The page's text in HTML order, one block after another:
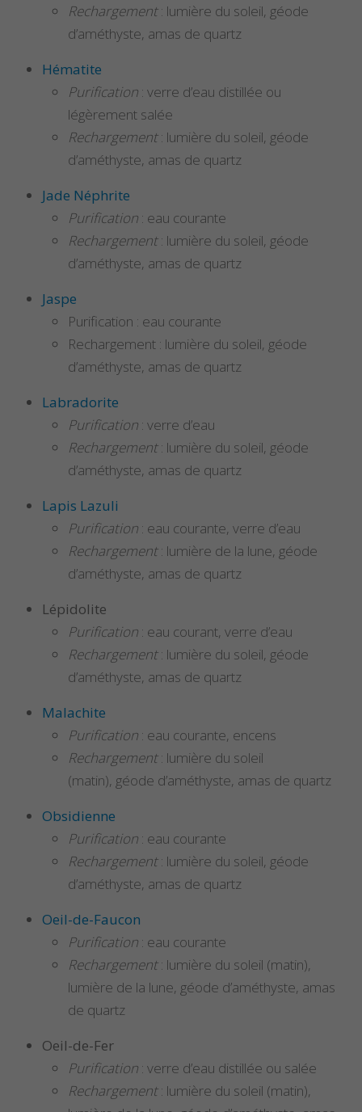
Rechargement: lumière du soleil, géode
d’améthyste, amas de quartz
Hématite
Purification : verre d’eau distillée ou
légèrement salée
Rechargement: lumière du soleil, géode
d’améthyste, amas de quartz
Jade Néphrite
Purification : eau courante
Rechargement: lumière du soleil, géode
d’améthyste, amas de quartz
Jaspe
Purification : eau courante
Rechargement : lumière du soleil, géode
d’améthyste, amas de quartz
Labradorite
Purification : verre d’eau
Rechargement: lumière du soleil, géode
d’améthyste, amas de quartz
Lapis Lazuli
Purification : eau courante, verre d’eau
Rechargement: lumière de la lune, géode
d’améthyste, amas de quartz
Lépidolite
Purification : eau courant, verre d’eau
Rechargement: lumière du soleil, géode
d’améthyste, amas de quartz
Malachite
Purification : eau courante, encens
Rechargement: lumière du soleil
(matin), géode d’améthyste, amas de quartz
Obsidienne
Purification : eau courante
Rechargement: lumière du soleil, géode
d’améthyste, amas de quartz
Oeil-de-Faucon
Purification : eau courante
Rechargement: lumière du soleil (matin),
lumière de la lune, géode d’améthyste, amas
de quartz
Oeil-de-Fer
Purification : verre d’eau distillée ou salée
Rechargement: lumière du soleil (matin),